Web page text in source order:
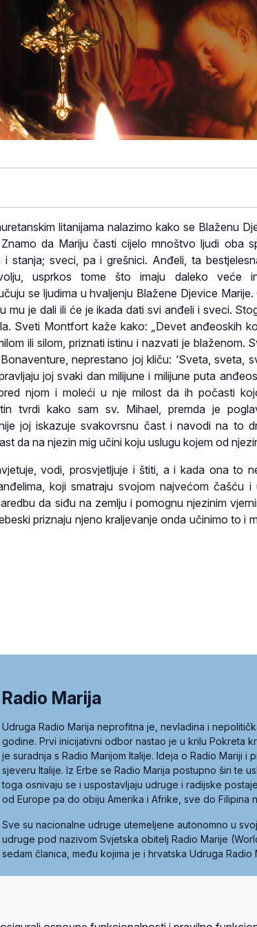
litanijama nalazimo kako se Blaženu
da Mariju časti cijelo mnoštvo ljudi oba
i stanja; sveci, pa i grešnici. Anđeli, ta
usprkos tome što imaju daleko veće
se ljudima u hvaljenju Blažene Djevice Marije.
mu je dali ili će je ikada dati svi anđeli i sveci.
Sveti Montfort kaže kako: „Devet anđeoskih
ili silom, priznati istinu i nazvati je blaženom.
neprestano joj kliču: ‘Sveta, sveta,
joj svaki dan milijune i milijune puta
njom i moleći u nje milost da ih počasti
tvrdi kako sam sv. Mihael, premda je
joj iskazuje svakovrsnu čast i navodi na to
da na njezin mig učini koju uslugu kojem od
vodi, prosvjetljuje i štiti, a i kada ona to
koji smatraju svojom najvećom čašću i
da siđu na zemlju i pomognu njezinim
priznaju njeno kraljevanje onda učinimo to i
Radio Marija
Udruga Radio Marija neprofitna je, nevladina i
godine. Prvi inicijativni odbor nastao je u krilu Pokreta
je suradnja s Radio Marijom Italije. Ideja o Radio Mariji i
sjeveru Italije. Iz Erbe se Radio Marija postupno širi te
toga osnivaju se i uspostavljaju udruge i radijske
od Europe pa do obiju Amerika i Afrike, sve do Filipina
Sve su nacionalne udruge utemeljene autonomno u
udruge pod nazivom Svjetska obitelj Radio Marije
sedam članica, među kojima je i hrvatska Udruga Radio